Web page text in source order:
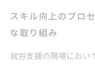
スキル向上のプロ
な取り組み
就労支援の現場におい